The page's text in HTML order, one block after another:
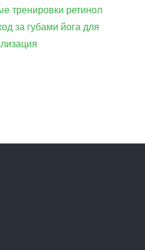
тренировки ретинол
за губами йога для